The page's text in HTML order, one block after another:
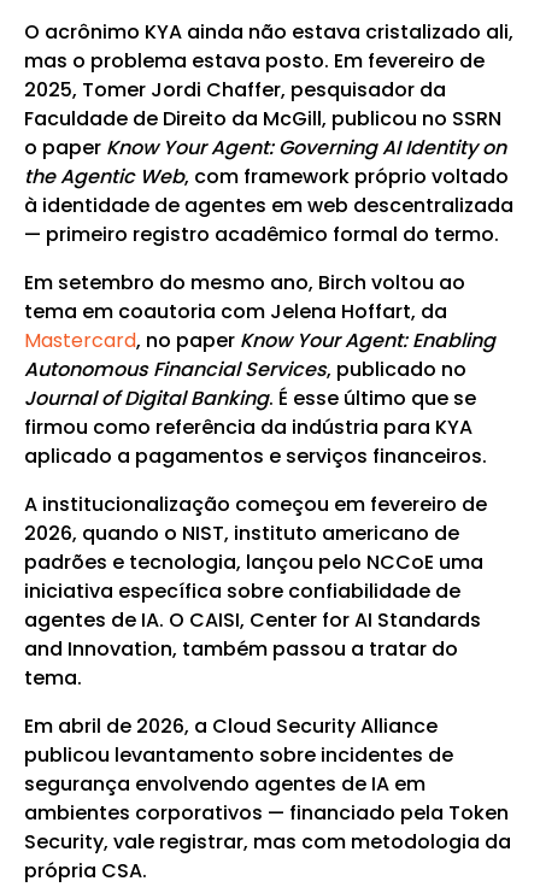
O acrônimo KYA ainda não estava cristalizado ali,
mas o problema estava posto. Em fevereiro de
2025, Tomer Jordi Chaffer, pesquisador da
Faculdade de Direito da McGill, publicou no SSRN
o paper Know Your Agent: Governing AI Identity on
the Agentic Web, com framework próprio voltado
à identidade de agentes em web descentralizada
— primeiro registro acadêmico formal do termo.
Em setembro do mesmo ano, Birch voltou ao
tema em coautoria com Jelena Hoffart, da
Mastercard, no paper Know Your Agent: Enabling
Autonomous Financial Services, publicado no
Journal of Digital Banking. É esse último que se
firmou como referência da indústria para KYA
aplicado a pagamentos e serviços financeiros.
A institucionalização começou em fevereiro de
2026, quando o NIST, instituto americano de
padrões e tecnologia, lançou pelo NCCoE uma
iniciativa específica sobre confiabilidade de
agentes de IA. O CAISI, Center for AI Standards
and Innovation, também passou a tratar do
tema.
Em abril de 2026, a Cloud Security Alliance
publicou levantamento sobre incidentes de
segurança envolvendo agentes de IA em
ambientes corporativos — financiado pela Token
Security, vale registrar, mas com metodologia da
própria CSA.